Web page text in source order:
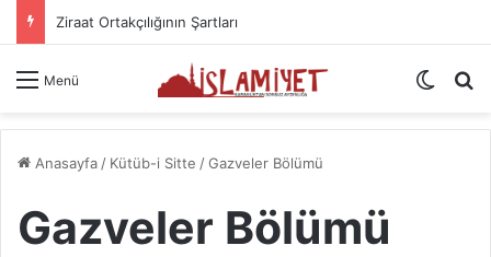
Dua Etmenin Usul Ve Âdabı
Menü Dış
Anasayfa/ Kütüb-i Sitte /Gazveler Bölümü
Gazveler Bölümü